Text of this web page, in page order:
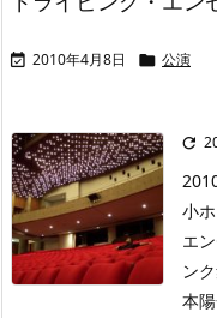
 2010年4月8日  公演

小
エ
ン
本